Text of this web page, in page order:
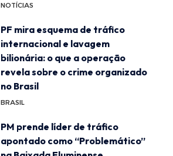
NOTÍCIAS
PF mira esquema de tráfico
internacional e lavagem
bilionária: o que a operação
revela sobre o crime organizado
no Brasil
BRASIL
PM prende líder de tráfico
apontado como “Problemático”